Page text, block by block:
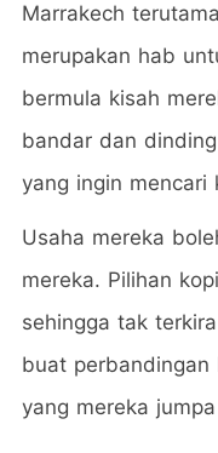
Marrakech
merupakan hab
bermula kisah
bandar dan
yang ingin mencari
Usaha mereka
mereka. Pilihan
sehingga tak
buat
yang mereka